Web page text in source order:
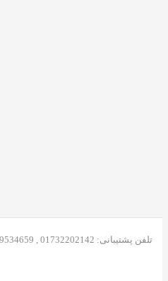
تلفن پشتیبانی: 01732202142 , 09019534659